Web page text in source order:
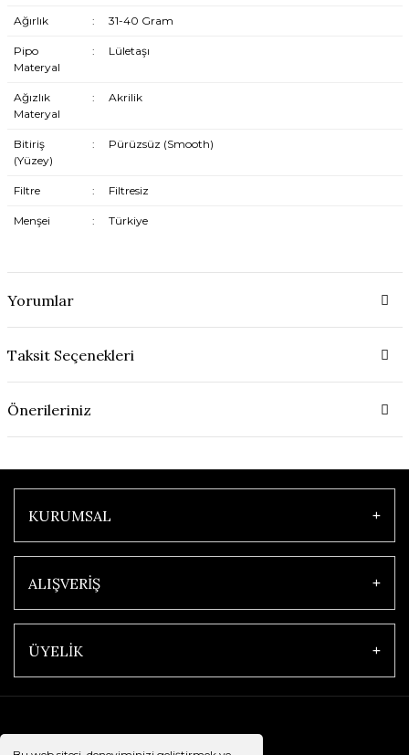
Ağırlık : 31-40 Gram
Pipo
Materyal
: Lületaşı
Ağızlık
Materyal
: Akrilik
Bitiriş
(Yüzey)
: Pürüzsüz (Smooth)
Filtre : Filtresiz
Menşei : Türkiye
Yorumlar
Taksit Seçenekleri
Önerileriniz
KURUMSAL
ALIŞVERİŞ
ÜYELİK